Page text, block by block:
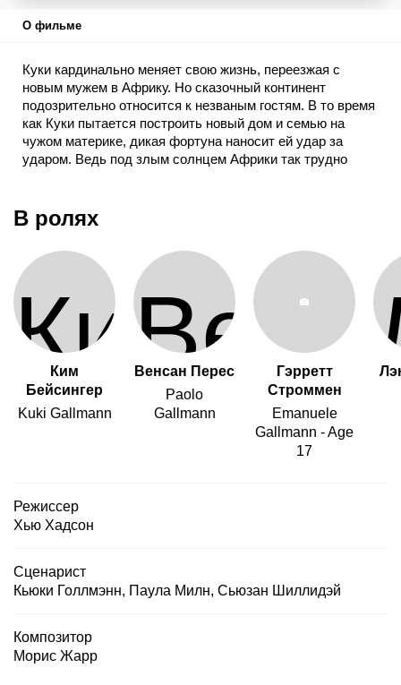
О фильме
Куки кардинально меняет свою жизнь, переезжая с
новым мужем в Африку. Но сказочный континент
подозрительно относится к незваным гостям. В то время
как Куки пытается построить новый дом и семью на
чужом материке, дикая фортуна наносит ей удар за
ударом. Ведь под злым солнцем Африки так трудно
В ролях
Ким
Бейсингер
Kuki Gallmann
Венсан Перес
Paolo
Gallmann
Гэрретт
Строммен
Emanuele
Gallmann - Age
17
Режиссер
Хью Хадсон
Сценарист
Кьюки Голлмэнн, Паула Милн, Сьюзан Шиллидэй
Композитор
Морис Жарр